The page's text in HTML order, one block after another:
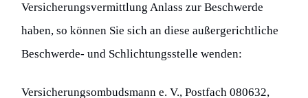
Versicherungsvermittlung Anlass zur Beschwerde
haben, so können Sie sich an diese außergerichtliche
Beschwerde- und Schlichtungsstelle wenden:
Versicherungsombudsmann e. V., Postfach 080632,